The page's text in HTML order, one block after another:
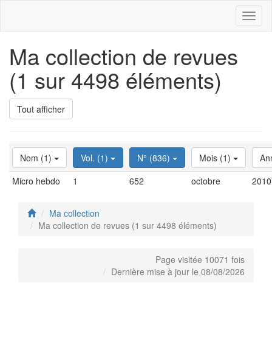
Ma collection de revues
(1 sur 4498 éléments)
Tout afficher
Nom (1) Vol. (1) N° (836) Mois (1)
Micro hebdo
1 652 octobre 2010
Ma collection
Ma collection de revues (1 sur 4498 éléments)
Page visitée 10071 fois
Dernière mise à jour le 08/08/2026